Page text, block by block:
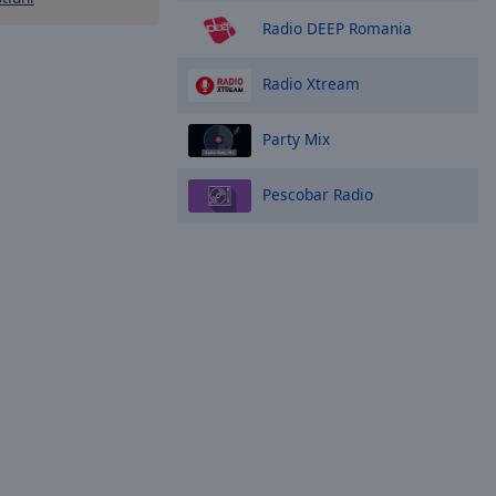
Radio DEEP Romania
Radio Xtream
Party Mix
Pescobar Radio